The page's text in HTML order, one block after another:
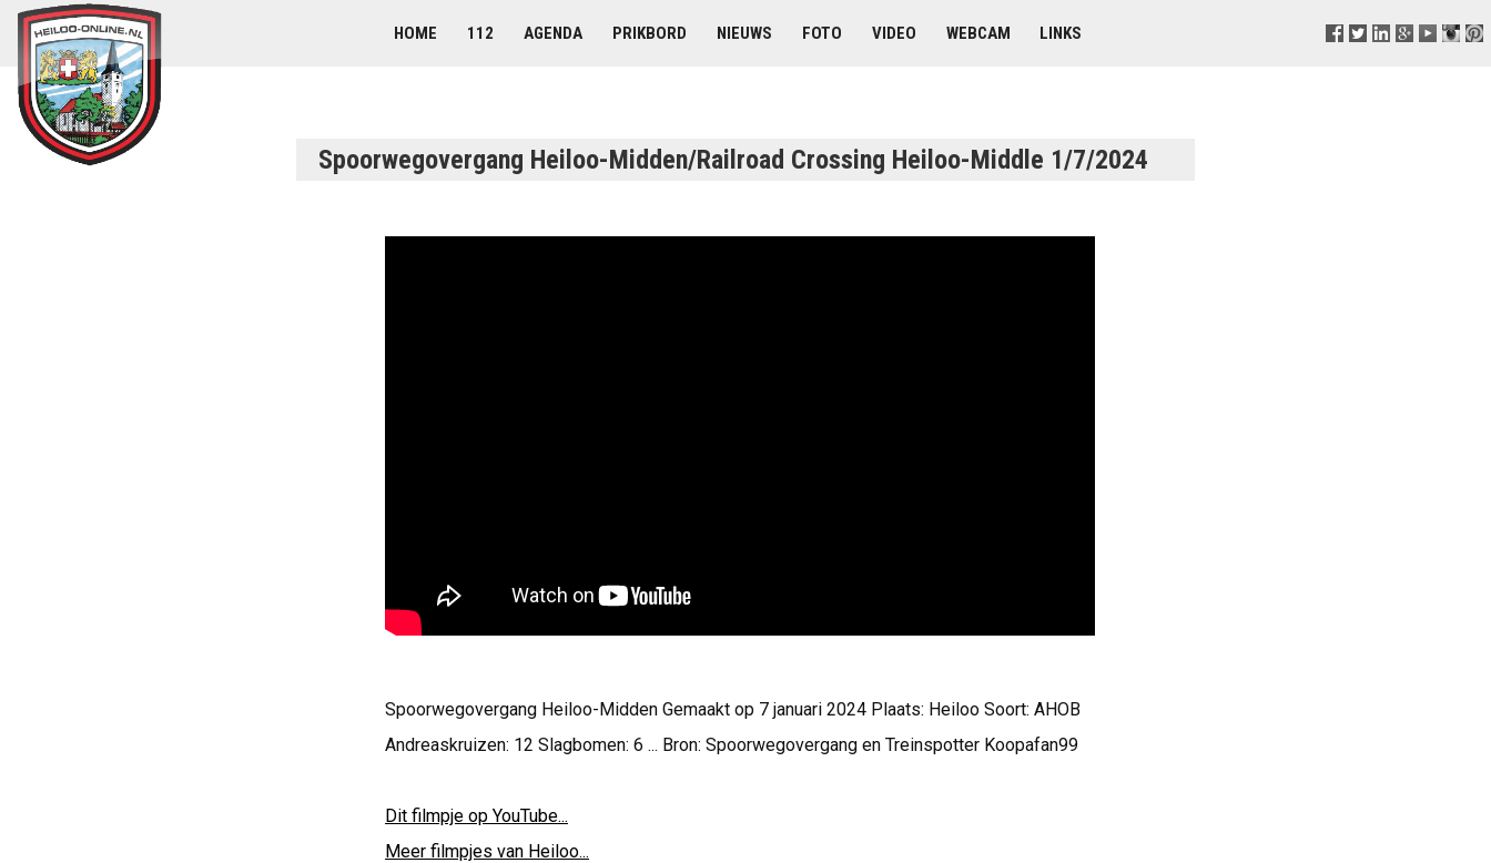
HOME 112 AGENDA PRIKBORD NIEUWS FOTO VIDEO WEBCAM LINKS
Spoorwegovergang Heiloo-Midden/Railroad Crossing Heiloo-Middle 1/7/2024
Spoorwegovergang Heiloo-Midden Gemaakt op 7 januari 2024 Plaats: Heiloo Soort: AHOB
Andreaskruizen: 12 Slagbomen: 6 ... Bron: Spoorwegovergang en Treinspotter Koopafan99
Dit filmpje op YouTube...
Meer filmpjes van Heiloo...